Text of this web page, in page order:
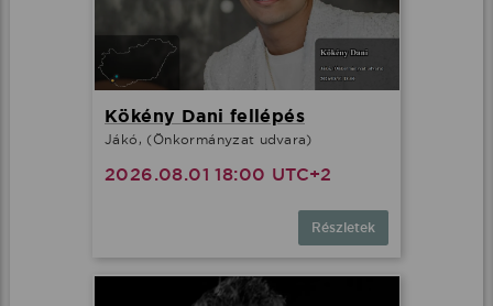
Kökény Dani fellépés
Jákó, (Önkormányzat udvara)
2026.08.01 18:00 UTC+2
Részletek